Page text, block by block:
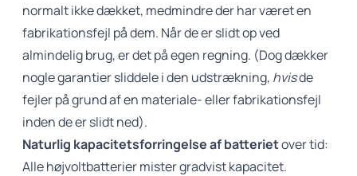
normalt ikke dækket, medmindre der har været en
fabrikationsfejl på dem. Når de er slidt op ved
almindelig brug, er det på egen regning. (Dog dækker
nogle garantier sliddele i den udstrækning, hvisde
fejler på grund af en materiale- eller fabrikationsfejl
inden de er slidt ned).
Naturlig kapacitetsforringelse af batterietover tid:
Alle højvoltbatterier mister gradvist kapacitet.